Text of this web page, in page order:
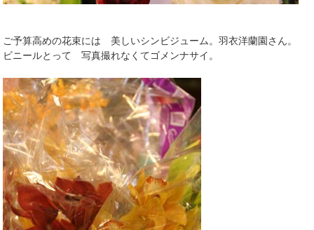
ご予算高めの花束には 美しいシンビジューム。羽衣洋蘭園さん。
ビニールとって 写真撮れなくてゴメンナサイ。